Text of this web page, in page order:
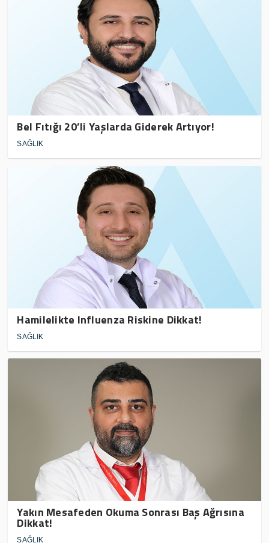
Bel Fıtığı 20’li Yaşlarda Giderek Artıyor!
SAĞLIK
Hamilelikte Influenza Riskine Dikkat!
SAĞLIK
Yakın Mesafeden Okuma Sonrası Baş Ağrısına
Dikkat!
SAĞLIK